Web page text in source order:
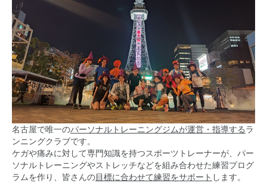
名古屋で唯一のパーソナルトレーニングジムが運営・指導するラ
ンニングクラブです。
ケガや痛みに対して専門知識を持つスポーツトレーナーが、パー
ソナルトレーニングやストレッチなどを組み合わせた練習プログ
ラムを作り、皆さんの目標に合わせて練習をサポート します。